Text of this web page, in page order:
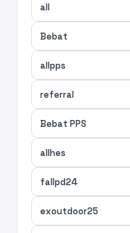
all
Bebat
allpps
referral
Bebat PPS
allhes
fallpd24
exoutdoor25